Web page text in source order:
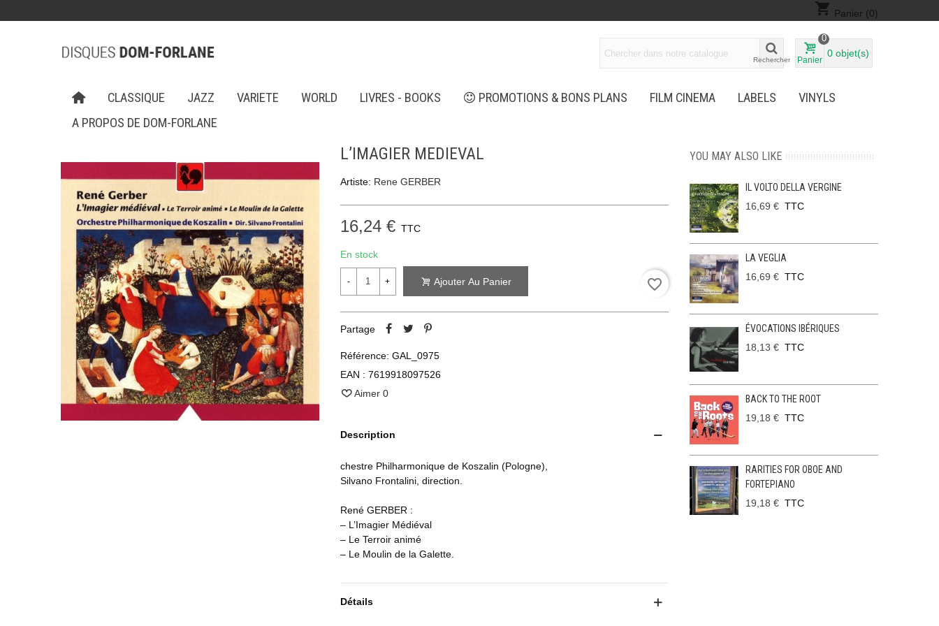
shopping_cart Panier (0)
Rechercher Panier
0
0 objet(s)
CLASSIQUE JAZZ VARIETE WORLD LIVRES - BOOKS PROMOTIONS & BONS PLANS FILM CINEMA LABELS
VINYLS
A PROPOS DE DOM-FORLANE
L’IMAGIER MEDIEVAL
Artiste: Rene GERBER
16,24 € TTC
En stock
- + Ajouter Au Panier favorite_border
Partage
Référence: GAL_0975
EAN : 7619918097526
Aimer 0
Description
chestre Philharmonique de Koszalin (Pologne),
Silvano Frontalini, direction.
René GERBER :
– L’Imagier Médiéval
– Le Terroir animé
– Le Moulin de la Galette.
Détails
YOU MAY ALSO LIKE
IL VOLTO DELLA VERGINE
16,69 € TTC
LA VEGLIA
16,69 € TTC
ÉVOCATIONS IBÉRIQUES
18,13 € TTC
BACK TO THE ROOT
19,18 € TTC
RARITIES FOR OBOE AND
FORTEPIANO
19,18 € TTC